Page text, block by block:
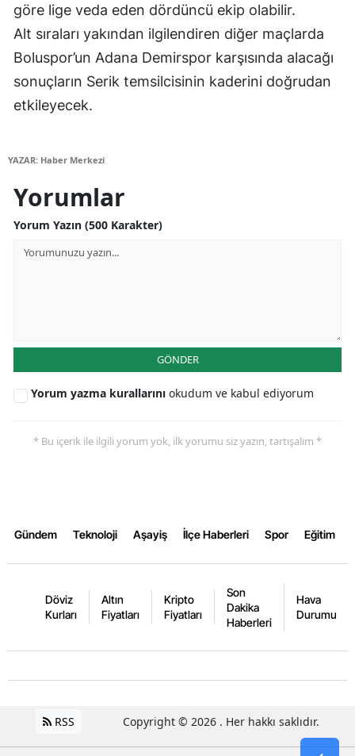
Ardahan
Iğdır
Yalova
göre lige veda eden dördüncü ekip olabilir.
Alt sıraları yakından ilgilendiren diğer maçlarda
Boluspor’un Adana Demirspor karşısında alacağı
sonuçların Serik temsilcisinin kaderini doğrudan
etkileyecek.
YAZAR: Haber Merkezi
Yorumlar
Yorum Yazın (500 Karakter)
GÖNDER
Yorum yazma kurallarını okudum ve kabul ediyorum
* Bu içerik ile ilgili yorum yok, ilk yorumu siz yazın, tartışalım *
Gündem Teknoloji Aşayiş İlçe Haberleri Spor Eğitim
Döviz
Kurları
Altın
Fiyatları
Kripto
Fiyatları
Son
Dakika
Haberleri
Hava
Durumu
RSS Copyright © 2026 . Her hakkı saklıdır.